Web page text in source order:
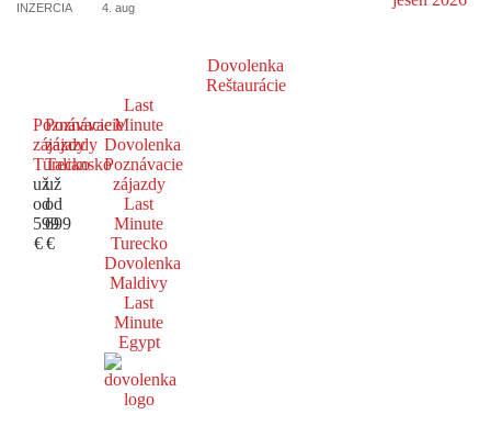
INZERCIA 4. aug
Dovolenka
Reštaurácie
Poznávacie
zájazdy
Turecko
už
od
599
€
Poznávacie
zájazdy
Taliansko
už
od
699
€
Last
Minute
Dovolenka
Poznávacie
zájazdy
Last
Minute
Turecko
Dovolenka
Maldivy
Last
Minute
Egypt